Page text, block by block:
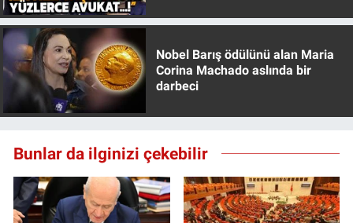
Nobel Barış ödülünü alan Maria
Corina Machado aslında bir
darbeci
Bunlar da ilginizi çekebilir